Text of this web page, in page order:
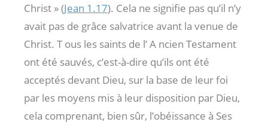
Christ » (Jean 1.17). Cela ne signifie pas qu’il n’y
avait pas de grâce salvatrice avant la venue de
Christ. T ous les saints de l’ A ncien Testament
ont été sauvés, c’est-à-dire qu’ils ont été
acceptés devant Dieu, sur la base de leur foi
par les moyens mis à leur disposition par Dieu,
cela comprenant, bien sûr, l’obéissance à Ses